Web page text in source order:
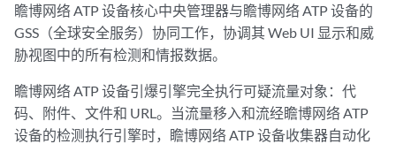
瞻博网络 ATP 设备核心中央管理器与瞻博网络 ATP 设备的
GSS（全球安全服务）协同工作，协调其 Web UI 显示和威
胁视图中的所有检测和情报数据。
瞻博网络 ATP 设备引爆引擎完全执行可疑流量对象：代
码、附件、文件和 URL。当流量移入和流经瞻博网络 ATP
设备的检测执行引擎时，瞻博网络 ATP 设备收集器自动化